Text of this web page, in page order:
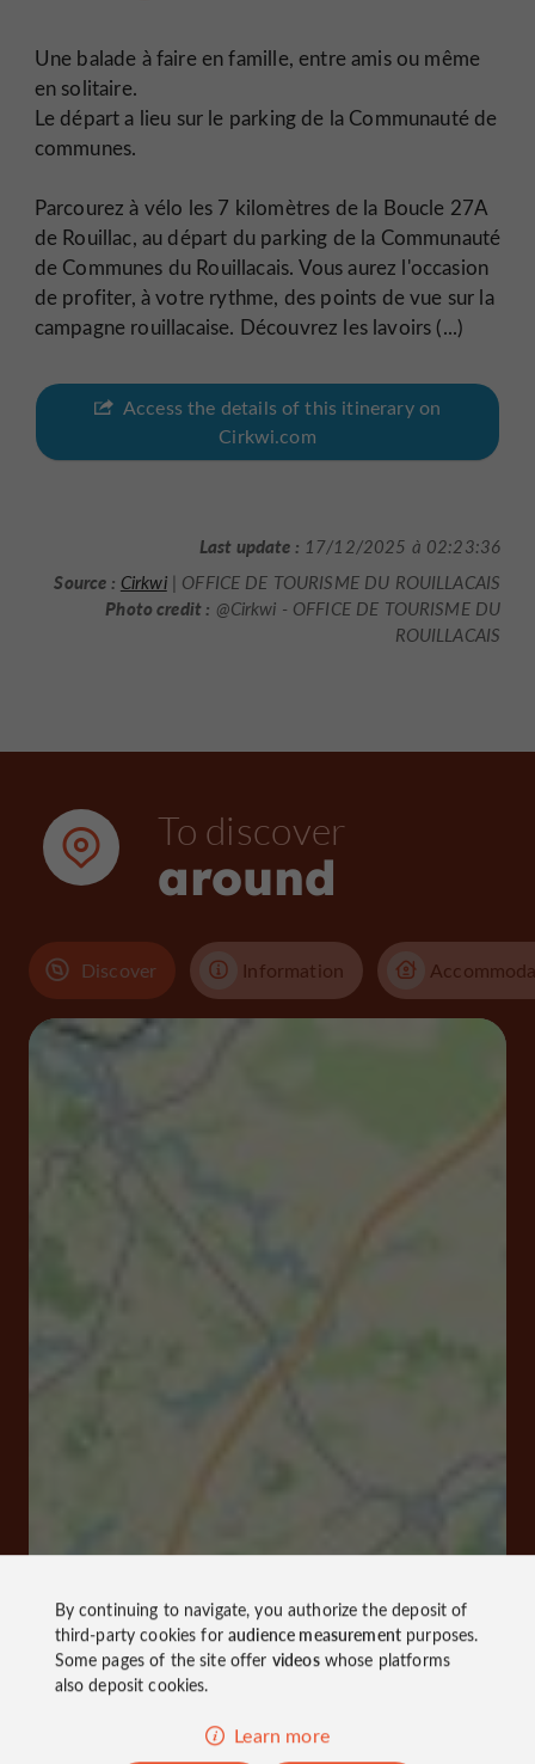
Une balade à faire en famille, entre amis ou même
en solitaire.
Le départ a lieu sur le parking de la Communauté de
communes.
Parcourez à vélo les 7 kilomètres de la Boucle 27A
de Rouillac, au départ du parking de la Communauté
de Communes du Rouillacais. Vous aurez l'occasion
de profiter, à votre rythme, des points de vue sur la
campagne rouillacaise. Découvrez les lavoirs (...)
Access the details of this itinerary on
Cirkwi.com
Last update : 17/12/2025 à 02:23:36
Source : Cirkwi| OFFICE DE TOURISME DU ROUILLACAIS
Photo credit : @Cirkwi - OFFICE DE TOURISME DU
ROUILLACAIS
To discover
around
Discover Information
By continuing to navigate, you authorize the deposit of
third-party cookies foraudience measurementpurposes.
Some pages of the site offer videoswhose platforms
also deposit cookies.
Learn more